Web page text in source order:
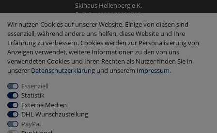
Skihaus Hellenberg e.K.
Tel: +4933855200795
Fax: +4933855200793
kontakt@ski-andmore.de
2026 Skihaus Hellenberg e.K.
*Alle Preise inkl. MwSt., zzgl. Versandkosten
Wir nutzen Cookies auf unserer Website. Einige von diesen sind
essenziell, während andere uns helfen, diese Website und Ihre
Erfahrung zu verbessern. Cookies werden zur Personalisierung von
Anzeigen verwendet, weitere Informationen zu den von uns
verwendeten Cookies und Ihren Rechten als Nutzer finden Sie in
unserer Daten­schutz­erklärung und unserem Impressum.
Essenziell
Statistik
Externe Medien
DHL Wunschzustellung
PayPal